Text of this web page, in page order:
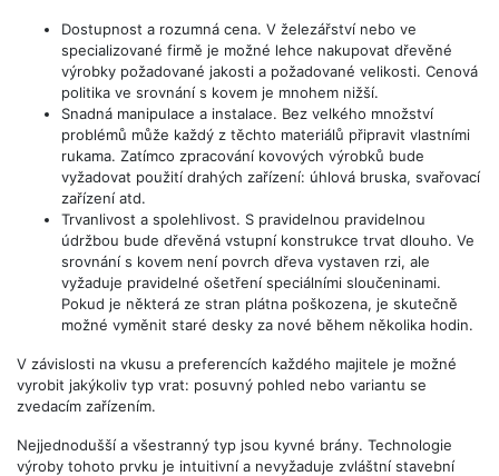
Dostupnost a rozumná cena. V železářství nebo ve
specializované firmě je možné lehce nakupovat dřevěné
výrobky požadované jakosti a požadované velikosti. Cenová
politika ve srovnání s kovem je mnohem nižší.
Snadná manipulace a instalace. Bez velkého množství
problémů může každý z těchto materiálů připravit vlastními
rukama. Zatímco zpracování kovových výrobků bude
vyžadovat použití drahých zařízení: úhlová bruska, svařovací
zařízení atd.
Trvanlivost a spolehlivost. S pravidelnou pravidelnou
údržbou bude dřevěná vstupní konstrukce trvat dlouho. Ve
srovnání s kovem není povrch dřeva vystaven rzi, ale
vyžaduje pravidelné ošetření speciálními sloučeninami.
Pokud je některá ze stran plátna poškozena, je skutečně
možné vyměnit staré desky za nové během několika hodin.
V závislosti na vkusu a preferencích každého majitele je možné
vyrobit jakýkoliv typ vrat: posuvný pohled nebo variantu se
zvedacím zařízením.
Nejjednodušší a všestranný typ jsou kyvné brány. Technologie
výroby tohoto prvku je intuitivní a nevyžaduje zvláštní stavební